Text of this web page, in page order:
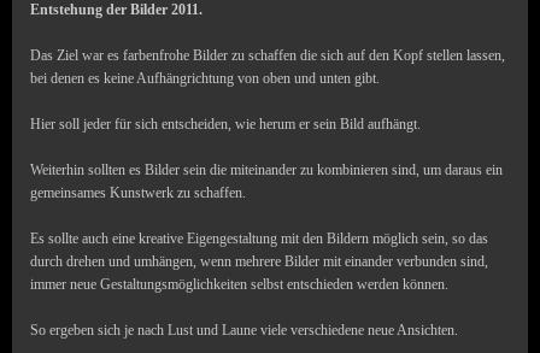
Entstehung der Bilder 2011.
Das Ziel war es farbenfrohe Bilder zu schaffen die sich auf den Kopf stellen lassen,
bei denen es keine Aufhängrichtung von oben und unten gibt.
Hier soll jeder für sich entscheiden, wie herum er sein Bild aufhängt.
Weiterhin sollten es Bilder sein die miteinander zu kombinieren sind, um daraus ein
gemeinsames Kunstwerk zu schaffen.
Es sollte auch eine kreative Eigengestaltung mit den Bildern möglich sein, so das
durch drehen und umhängen, wenn mehrere Bilder mit einander verbunden sind,
immer neue Gestaltungsmöglichkeiten selbst entschieden werden können.
So ergeben sich je nach Lust und Laune viele verschiedene neue Ansichten.